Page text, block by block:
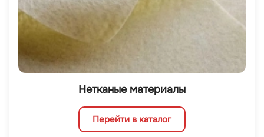
Нетканые материалы
Перейти в каталог